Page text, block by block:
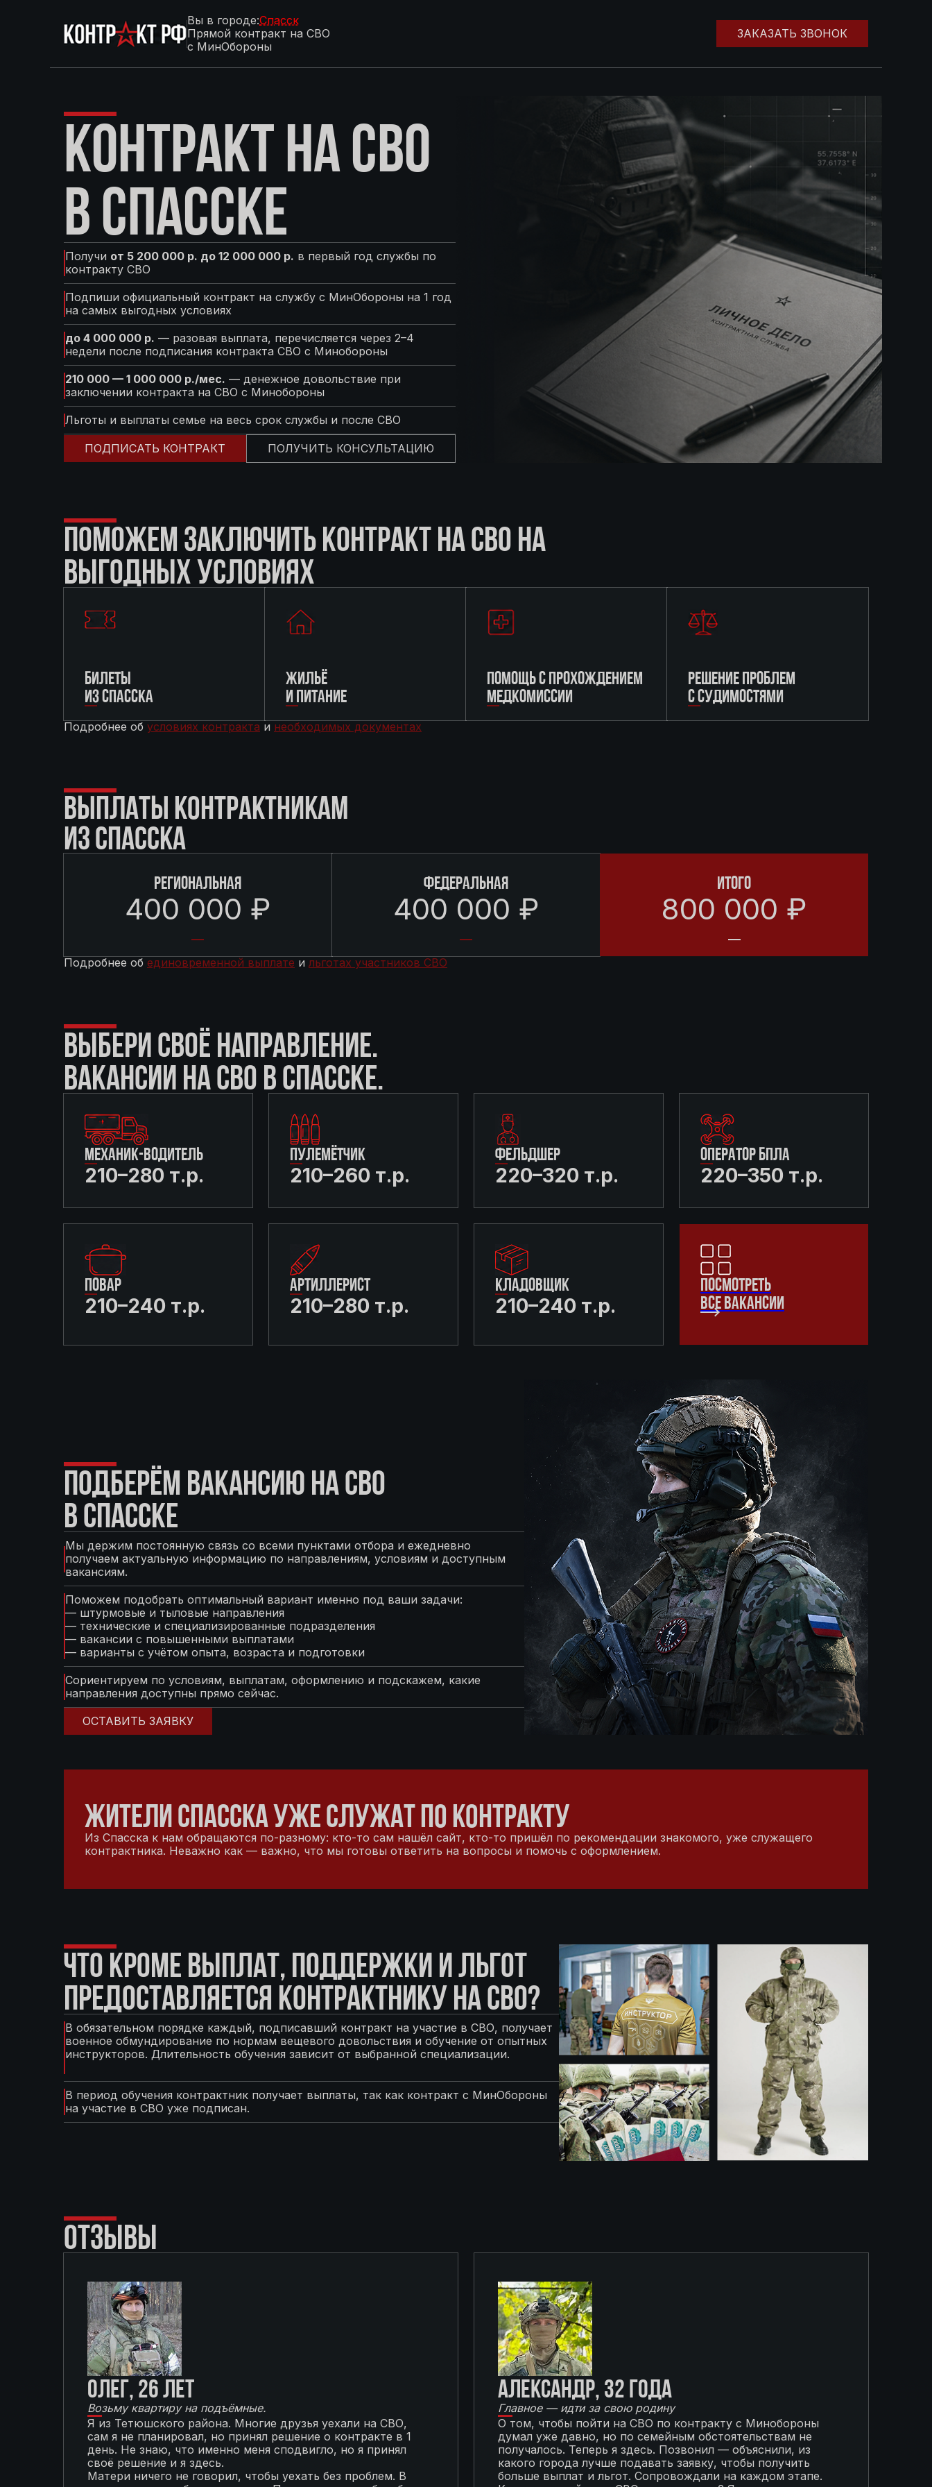
Вы в городе:Спасск
Прямой контракт на СВО
с МинОбороны
ЗАКАЗАТЬ ЗВОНОК
КОНТРАКТ НА СВО
В СПАССКЕ
Получи от 5 200 000 р. до 12 000 000 р. в первый год службы по
контракту СВО
Подпиши официальный контракт на службу с МинОбороны на 1 год
на самых выгодных условиях
до 4 000 000 р. — разовая выплата, перечисляется через 2–4
недели после подписания контракта СВО с Минобороны
210 000 — 1 000 000 р./мес. — денежное довольствие при
заключении контракта на СВО с Минобороны
Льготы и выплаты семье на весь срок службы и после СВО
ПОДПИСАТЬ КОНТРАКТ ПОЛУЧИТЬ КОНСУЛЬТАЦИЮ
ПОМОЖЕМ ЗАКЛЮЧИТЬ КОНТРАКТ НА СВО НА
ВЫГОДНЫХ УСЛОВИЯХ
БИЛЕТЫ
ИЗ СПАССКА
ЖИЛЬЁ
И ПИТАНИЕ
ПОМОЩЬ С ПРОХОЖДЕНИЕМ
МЕДКОМИССИИ
РЕШЕНИЕ ПРОБЛЕМ
С СУДИМОСТЯМИ
Подробнее об условиях контракта и необходимых документах
ВЫПЛАТЫ КОНТРАКТНИКАМ
ИЗ СПАССКА
РЕГИОНАЛЬНАЯ
400 000 ₽
ФЕДЕРАЛЬНАЯ
400 000 ₽
ИТОГО
800 000 ₽
Подробнее об единовременной выплате и льготах участников СВО
ВЫБЕРИ СВОЁ НАПРАВЛЕНИЕ.
ВАКАНСИИ НА СВО В СПАССКЕ.
МЕХАНИК-ВОДИТЕЛЬ
210–280 т.р.
ПУЛЕМЁТЧИК
210–260 т.р.
ФЕЛЬДШЕР
220–320 т.р.
ОПЕРАТОР БПЛА
220–350 т.р.
ПОВАР
210–240 т.р.
АРТИЛЛЕРИСТ
210–280 т.р.
КЛАДОВЩИК
210–240 т.р.
ПОСМОТРЕТЬ
ВСЕ ВАКАНСИИ
ПОДБЕРЁМ ВАКАНСИЮ НА СВО
В СПАССКЕ
Мы держим постоянную связь со всеми пунктами отбора и ежедневно
получаем актуальную информацию по направлениям, условиям и доступным
вакансиям.
Поможем подобрать оптимальный вариант именно под ваши задачи:
— штурмовые и тыловые направления
— технические и специализированные подразделения
— вакансии с повышенными выплатами
— варианты с учётом опыта, возраста и подготовки
Сориентируем по условиям, выплатам, оформлению и подскажем, какие
направления доступны прямо сейчас.
ОСТАВИТЬ ЗАЯВКУ
ЖИТЕЛИ СПАССКА УЖЕ СЛУЖАТ ПО КОНТРАКТУ
Из Спасска к нам обращаются по-разному: кто-то сам нашёл сайт, кто-то пришёл по рекомендации знакомого, уже служащего
контрактника. Неважно как — важно, что мы готовы ответить на вопросы и помочь с оформлением.
ЧТО КРОМЕ ВЫПЛАТ, ПОДДЕРЖКИ И ЛЬГОТ
ПРЕДОСТАВЛЯЕТСЯ КОНТРАКТНИКУ НА СВО?
В обязательном порядке каждый, подписавший контракт на участие в СВО, получает
военное обмундирование по нормам вещевого довольствия и обучение от опытных
инструкторов. Длительность обучения зависит от выбранной специализации.
В период обучения контрактник получает выплаты, так как контракт с МинОбороны
на участие в СВО уже подписан.
ОТЗЫВЫ
Олег, 26 лет
Возьму квартиру на подъёмные.
Я из Тетюшского района. Многие друзья уехали на СВО,
сам я не планировал, но принял решение о контракте в 1
день. Не знаю, что именно меня сподвигло, но я принял
своё решение и я здесь.
Матери ничего не говорил, чтобы уехать без проблем. В
Александр, 32 года
Главное — идти за свою родину
О том, чтобы пойти на СВО по контракту с Минобороны
думал уже давно, но по семейным обстоятельствам не
получалось. Теперь я здесь. Позвонил — объяснили, из
какого города лучше подавать заявку, чтобы получить
больше выплат и льгот. Сопровождали на каждом этапе.